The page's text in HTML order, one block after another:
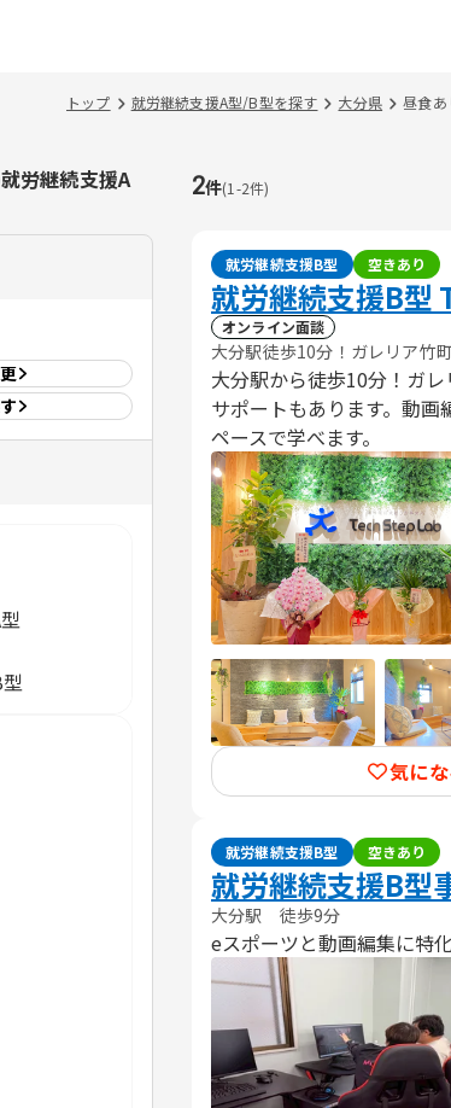
トップ 就労継続支援A型/B型を探す 大分県 昼食あ
労継続支援A
2件(1 -2件)
就労継続支援B型 空きあり
就労継続支援B型
オンライン面談
大分駅徒歩10分！ガレリア竹
大分駅から徒歩10分！ガ
サポートもあります。動
ペースで学べます。
気に
就労継続支援B型 空きあり
就労継続支援B
大分駅 徒歩9分
eスポーツと動画編集に特